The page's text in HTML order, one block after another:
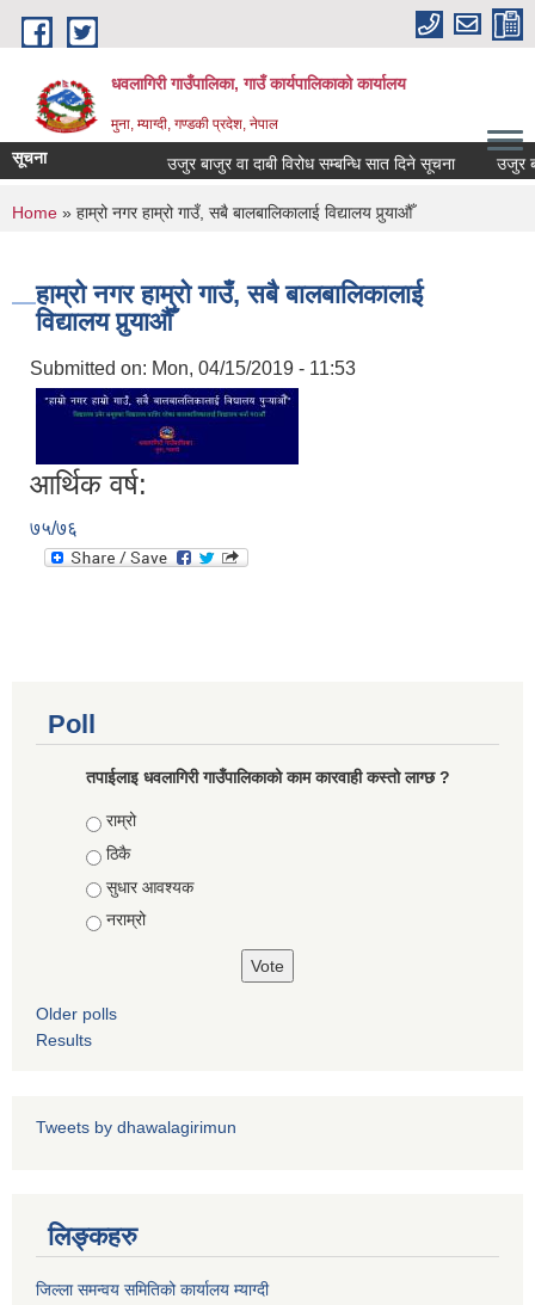
Skip to main content
धवलागिरी गाउँपालिका, गाउँ कार्यपालिकाको कार्यालय
मुना, म्याग्दी, गण्डकी प्रदेश, नेपाल
कृषि शाखा
सूचना उजुर बाजुर वा दाबी विरोध सम्बन्धि सात दिने सूचना उजुर
You are here
Home » हाम्रो नगर हाम्रो गाउँ, सबै बालबालिकालाई विद्यालय पुर्‍याऔँ
हाम्रो नगर हाम्रो गाउँ, सबै बालबालिकालाई
विद्यालय पुर्‍याऔँ
Submitted on: Mon, 04/15/2019 - 11:53
आर्थिक वर्ष:
७५/७६
Poll
तपाईलाइ धवलागिरी गाउँपालिकाको काम कारवाही कस्तो लाग्छ ?
Choices
राम्रो
ठिकै
सुधार आवश्यक
नराम्रो
Older polls
Results
Tweets by dhawalagirimun
लिङ्कहरु
जिल्ला समन्वय समितिको कार्यालय म्याग्दी